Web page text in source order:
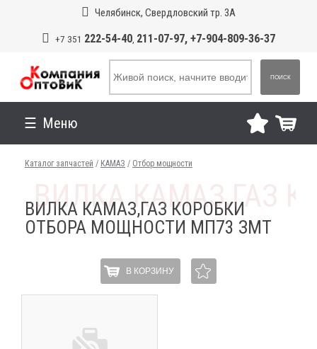
Челябинск, Свердловский тр. 3А
+7 351 222-54-40, 211-07-97, +7-904-809-36-37
ПОИСК
Меню
Каталог запчастей / КАМАЗ / Отбор мощности
ВИЛКА КАМАЗ,ГАЗ КОРОБКИ
ОТБОРА МОЩНОСТИ МП73 ЗМТ
В КОРЗИНУ